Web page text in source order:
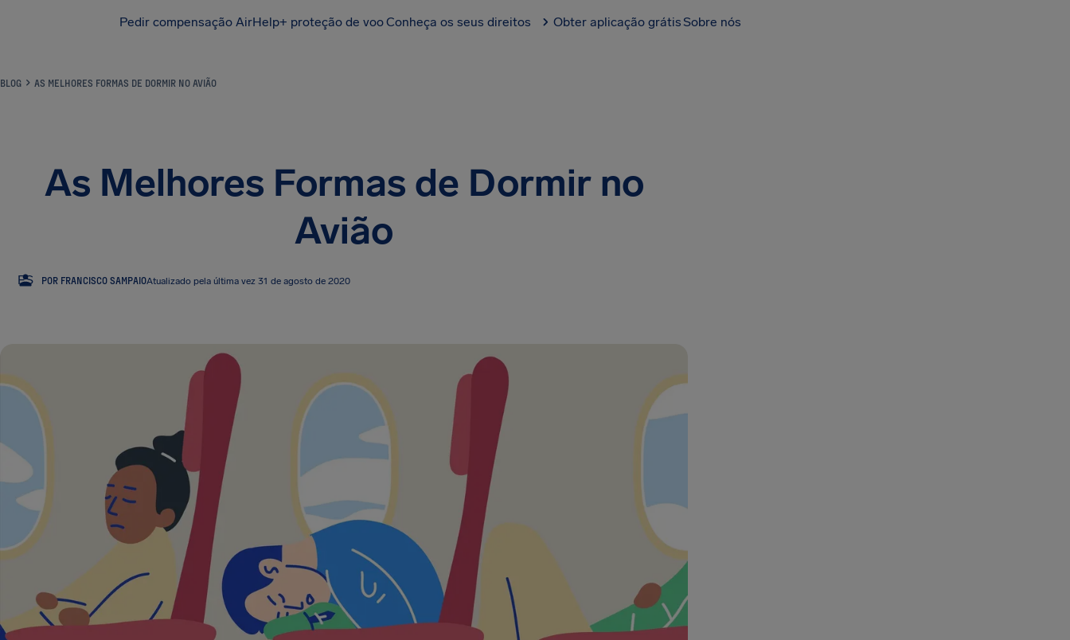
Pedir compensação AirHelp+ proteção de vooConheça os seus direitos Obter aplicação grátisSobre nós
BLOG AS MELHORES FORMAS DE DORMIR NO AVIÃO
As Melhores Formas de Dormir no
Avião
FS POR FRANCISCO SAMPAIOAtualizado pela última vez 31 de agosto de 2020